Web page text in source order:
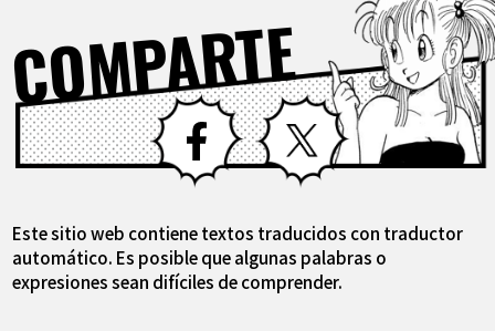
COMPARTE
Facebook X
Este sitio web contiene textos traducidos con traductor
automático. Es posible que algunas palabras o
expresiones sean difíciles de comprender.